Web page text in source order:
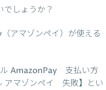
しょうか？
アマゾンペイ）が使える
ル AmazonPay 支払い方
アマゾンペイ 失敗】とい